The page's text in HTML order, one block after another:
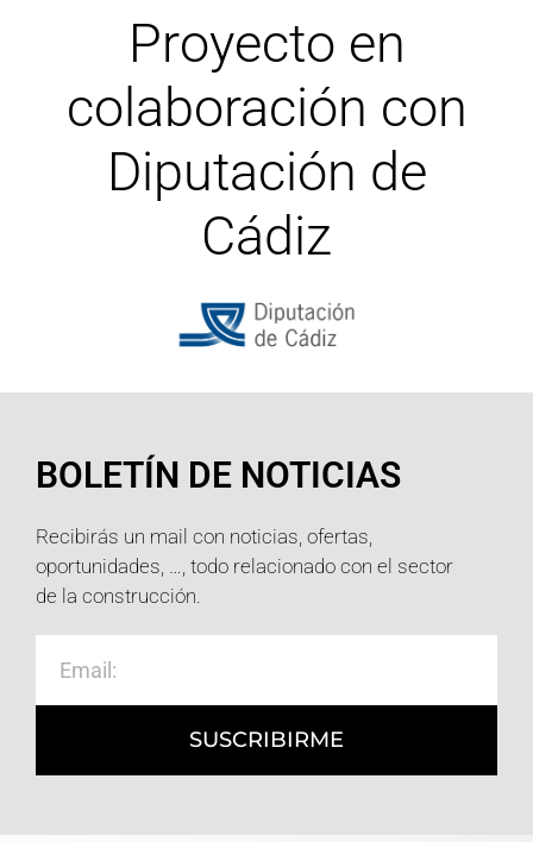
Proyecto en
colaboración con
Diputación de
Cádiz
BOLETÍN DE NOTICIAS
Recibirás un mail con noticias, ofertas,
oportunidades, …, todo relacionado con el sector
de la construcción.
SUSCRIBIRME